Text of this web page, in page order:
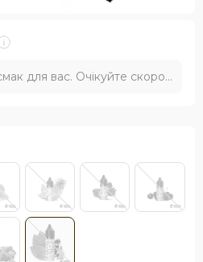
для вас. Очікуйте скоро...